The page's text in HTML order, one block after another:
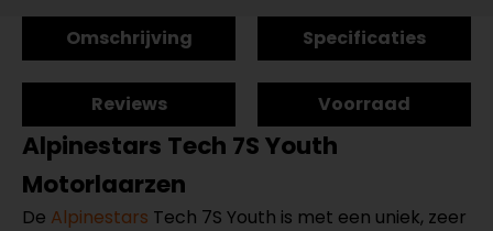
Omschrijving Specificaties
Reviews Voorraad
Alpinestars Tech 7S Youth
Motorlaarzen
De Alpinestars Tech 7S Youth is met een uniek, zeer